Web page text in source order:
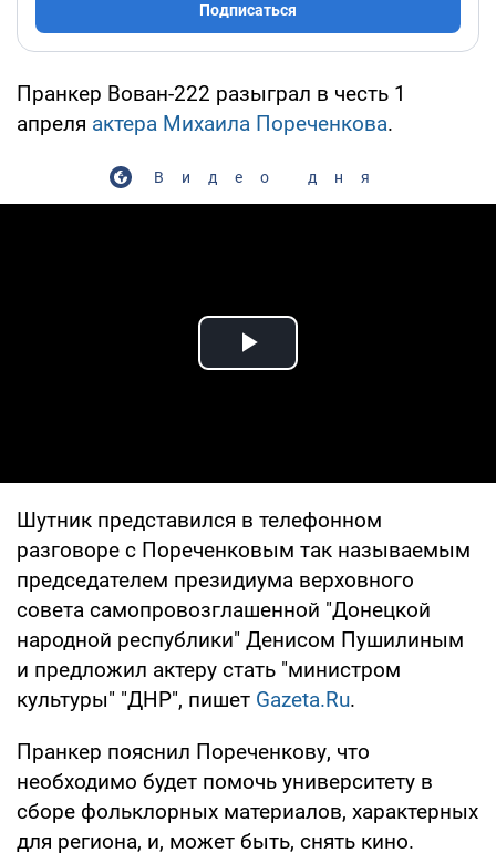
Подписаться
Пранкер Вован-222 разыграл в честь 1
апреля актера Михаила Пореченкова.
Видео дня
Play Video
Шутник представился в телефонном
разговоре с Пореченковым так называемым
председателем президиума верховного
совета самопровозглашенной "Донецкой
народной республики" Денисом Пушилиным
и предложил актеру стать "министром
культуры" "ДНР", пишет Gazeta.Ru.
Пранкер пояснил Пореченкову, что
необходимо будет помочь университету в
сборе фольклорных материалов, характерных
для региона, и, может быть, снять кино.